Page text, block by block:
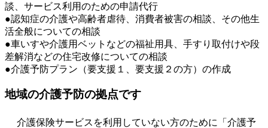
談、サービス利用のための申請代行
●認知症の介護や高齢者虐待、消費者被害の相談、その他生
活全般についての相談
●車いすや介護用ベットなどの福祉用具、手すり取付けや段
差解消などの住宅改修についての相談
●介護予防プラン（要支援１、要支援２の方）の作成
地域の介護予防の拠点です
介護保険サービスを利用していない方のために「介護予